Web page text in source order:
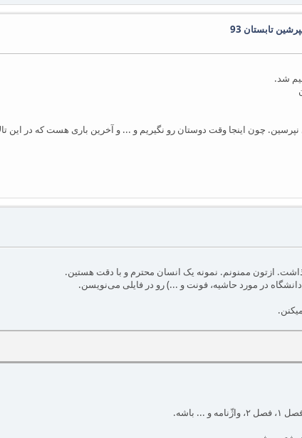
تابستان 93
چون اینجا وقت دوستان رو نگیریم و ... و آخرین باری هست که در این
دانشگاه در مورد حاشیه، فونت و ...) رو در فایلی می‌نویسن.